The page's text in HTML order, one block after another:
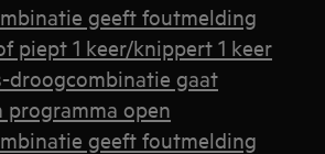
geeft foutmelding
piept 1 keer/knippert 1 keer
droogcombinatie gaat
programma open
geeft foutmelding